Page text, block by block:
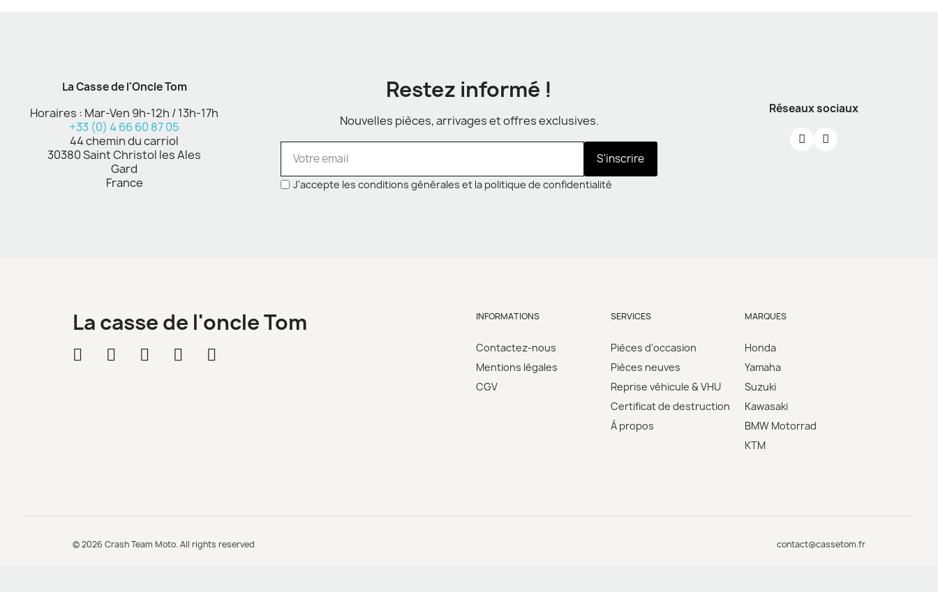
La Casse de l'Oncle Tom
Horaires : Mar-Ven 9h-12h / 13h-17h
+33 (0) 4 66 60 87 05
44 chemin du carriol
30380 Saint Christol les Ales
Gard
France
Restez informé !
Nouvelles pièces, arrivages et offres exclusives.
S'inscrire
J'accepte les conditions générales et la politique de confidentialité
Réseaux sociaux
La casse de l'oncle Tom INFORMATIONS
Contactez-nous
Mentions légales
CGV
SERVICES
Pièces d'occasion
Pièces neuves
Reprise véhicule & VHU
Certificat de destruction
À propos
MARQUES
Honda
Yamaha
Suzuki
Kawasaki
BMW Motorrad
KTM
© 2026 Crash Team Moto. All rights reserved contact@cassetom.fr